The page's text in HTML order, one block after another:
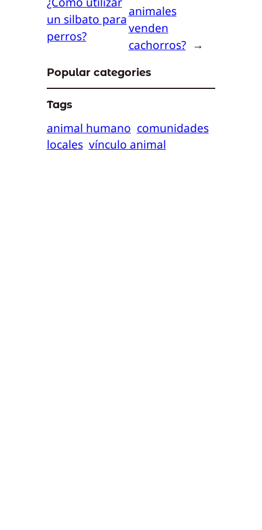
un silbato para
perros?
animales
venden
cachorros? →
Popular categories
Tags
animal humano comunidades
locales vínculo animal